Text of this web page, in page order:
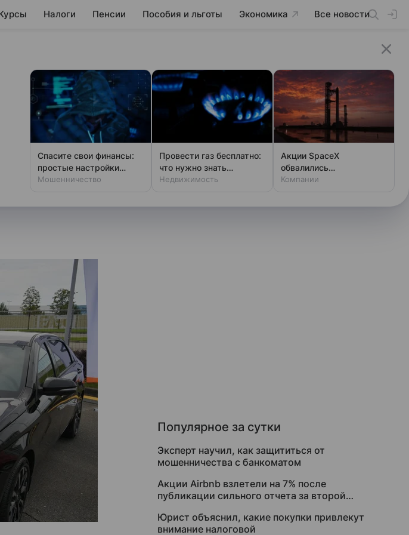
Налоги Пенсии Пособия и льготы Экономика Все новости
РФ
2025
Iskra
Популярное за сутки
Эксперт научил, как защититься от
мошенничества с банкоматом
Акции Airbnb взлетели на 7% после
публикации сильного отчета за второй
Юрист объяснил, какие покупки привлекут
внимание налоговой
Спасите свои финансы:
простые настройки
против мошенников
Мошенничество
Провести газ бесплатно:
что нужно знать
владельцам дач
Недвижимость
Акции SpaceX
обвалились
одновременно с аварией
Компании